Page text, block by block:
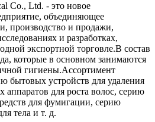
Co., Ltd. - это новое
объединяющее
производство и продажи,
и разработках,
экспортной торговле.В состав
которые в основном занимаются
гигиены.Ассортимент
бытовых устройств для удаления
аппаратов для роста волос, серию
для фумигации, серию
тела и т. д.